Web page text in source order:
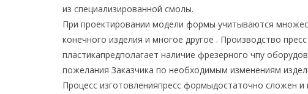
из специализированной смолы.
При проектировании модели формы учитываются
конечного изделия и многое другое . Производство
пластикапредполагает наличие фрезерного чпу
пожелания Заказчика по необходимым изменениям
Процесс изготовленияпресс формыдостаточно сложен